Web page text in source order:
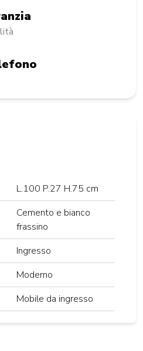
L.100 P.27 H.75 cm
Cemento e bianco
frassino
Ingresso
Moderno
Mobile da ingresso